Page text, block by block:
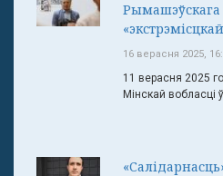
16 верасня 2025,
11 верасня 2025
Мінскай вобласці